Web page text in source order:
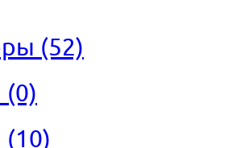
(52)
(0)
(10)